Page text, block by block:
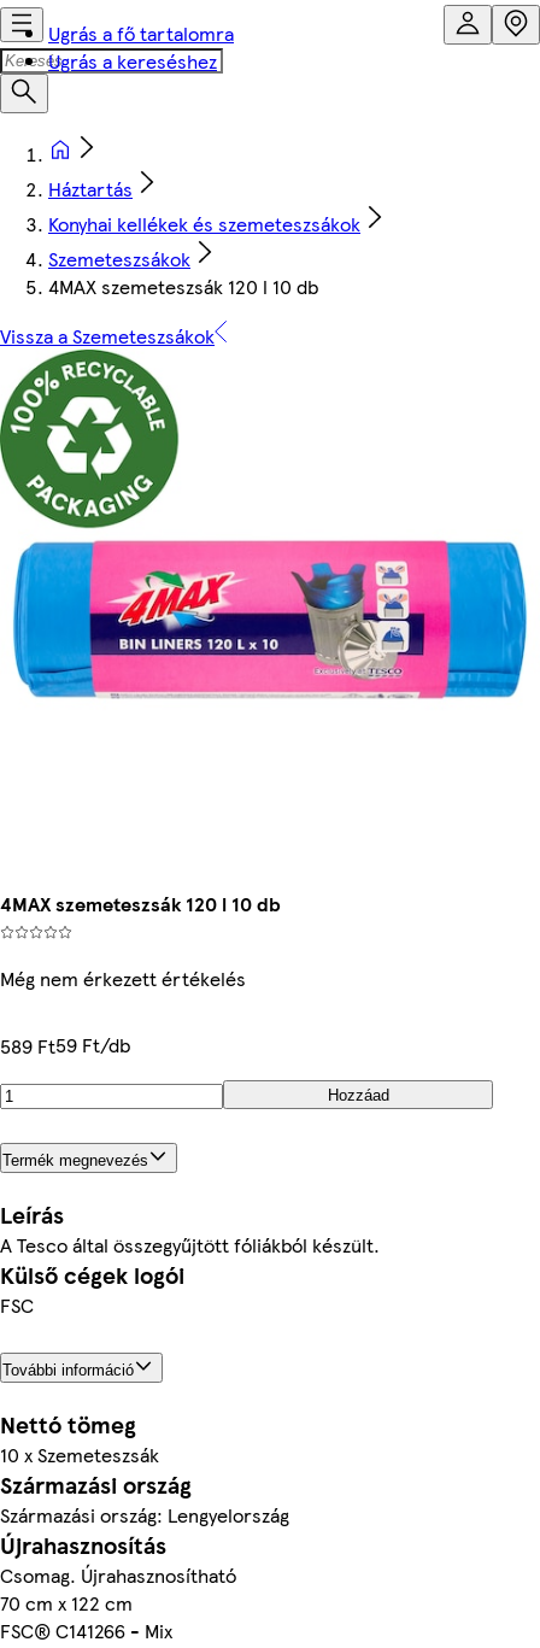
Ugrás a fő tartalomra
Ugrás a kereséshez
Háztartás
Konyhai kellékek és szemeteszsákok
Szemeteszsákok
4MAX szemeteszsák 120 l 10 db
Vissza a Szemeteszsákok
4MAX szemeteszsák 120 l 10 db
Még nem érkezett értékelés
589 Ft59 Ft/db
Hozzáad
Termék megnevezés
Leírás
A Tesco által összegyűjtött fóliákból készült.
Külső cégek logói
FSC
További információ
Nettó tömeg
10 x Szemeteszsák
Származási ország
Származási ország: Lengyelország
Újrahasznosítás
Csomag. Újrahasznosítható
70 cm x 122 cm
FSC® C141266 - Mix